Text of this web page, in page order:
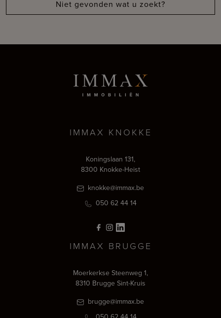
Niet gevonden wat u zoekt?
IMMAX KNOKKE
Koningslaan 131,
8300 Knokke-Heist
knokke@immax.be
050 62 44 14
IMMAX BRUGGE
Moerkerkse Steenweg 1,
8310 Brugge Sint-Kruis
brugge@immax.be